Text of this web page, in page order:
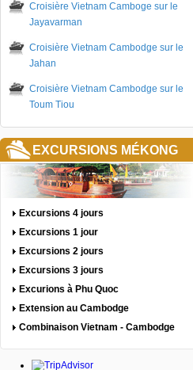
Croisière Vietnam Camboge sur le
Jayavarman
Croisière Vietnam Cambodge sur le
Jahan
Croisière Vietnam Cambodge sur le
Toum Tiou
EXCURSIONS MÉKONG
Excursions 4 jours
Excursions 1 jour
Excursions 2 jours
Excursions 3 jours
Excurions à Phu Quoc
Extension au Cambodge
Combinaison Vietnam - Cambodge